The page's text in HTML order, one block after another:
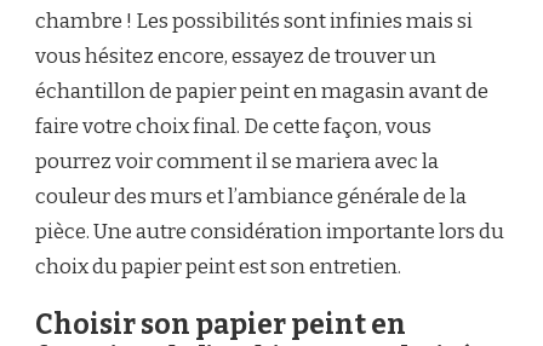
chambre ! Les possibilités sont infinies mais si
vous hésitez encore, essayez de trouver un
échantillon de papier peint en magasin avant de
faire votre choix final. De cette façon, vous
pourrez voir comment il se mariera avec la
couleur des murs et l’ambiance générale de la
pièce. Une autre considération importante lors du
choix du papier peint est son entretien.
Choisir son papier peint en